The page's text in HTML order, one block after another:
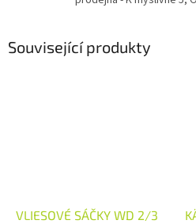
Související produkty
VLIESOVÉ SÁČKY WD 2/3